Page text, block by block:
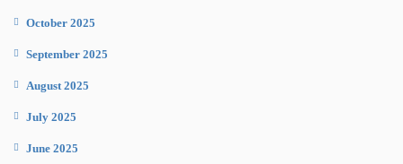
October 2025
September 2025
August 2025
July 2025
June 2025